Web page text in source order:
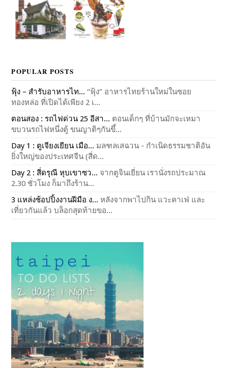
POPULAR POSTS
ฟุ้ง – สำรับอาหารไท... “ฟุ้ง” อาหารไทยร้านใหม่ในซอย
ทองหล่อ ที่เปิดได้เพียง 2 เ...
ตอนสอง : รถไฟด่วน 25 อีสา... ตอนเด็กๆ ที่บ้านมักจะเหมา
ขบวนรถไฟหนึ่งตู้ ขนญาติๆกันขึ้...
Day 1 : ตูเจียงเยียน เมือ... มลฑลเสฉวน - กำเนิดธรรมชาติอัน
ยิ่งใหญ่ของประเทศจีน (สี่ด...
Day 2 : สี่ดรุณี หุบเขาซว... จากตูจินเยี่ยน เรานั่งรถประมาณ
2.30 ชั่วโมง ก็มาถึงร้าน...
3 แหล่งช้อปปิ้งงานฝีมือ ง... หลังจากพาไปกิน แวะคาเฟ่ และ
เที่ยวกันแล้ว บล็อกสุดท้ายขอ...